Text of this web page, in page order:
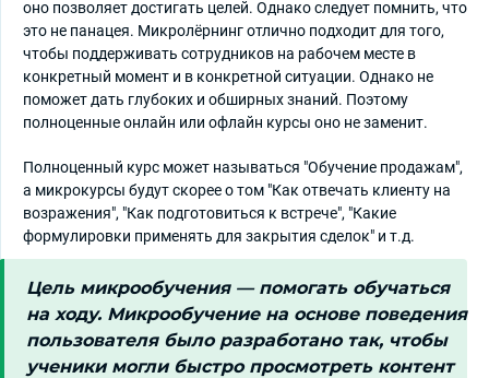
оно позволяет достигать целей. Однако следует помнить, что
это не панацея. Микролёрнинг отлично подходит для того,
чтобы поддерживать сотрудников на рабочем месте в
конкретный момент и в конкретной ситуации. Однако не
поможет дать глубоких и обширных знаний. Поэтому
полноценные онлайн или офлайн курсы оно не заменит.
Полноценный курс может называться "Обучение продажам",
а микрокурсы будут скорее о том "Как отвечать клиенту на
возражения", "Как подготовиться к встрече", "Какие
формулировки применять для закрытия сделок" и т.д.
Цель микрообучения — помогать обучаться
на ходу. Микрообучение на основе поведения
пользователя было разработано так, чтобы
ученики могли быстро просмотреть контент